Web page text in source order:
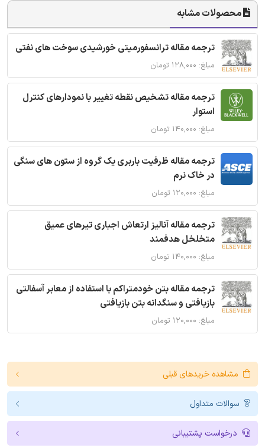
محصولات مشابه
ترجمه مقاله ترانسفورمیتی خورشیدی سوخت های نفتی
مبلغ: ۱۲۸,۰۰۰ تومان
ترجمه مقاله تشخیص نقطه تغییر با نمودارهای کنترل
استوار
مبلغ: ۱۴۰,۰۰۰ تومان
ترجمه مقاله ظرفیت باربری یک گروه از ستون های سنگی
در خاک نرم
مبلغ: ۱۲۰,۰۰۰ تومان
ترجمه مقاله آنالیز ارتعاش اجباری تیرهای عمیق
متخلخل هدفمند
مبلغ: ۱۴۰,۰۰۰ تومان
ترجمه مقاله بتن خودمتراکم با استفاده از معابر آسفالتی
بازیافتی و سنگدانه بتن بازیافتی
مبلغ: ۱۲۰,۰۰۰ تومان
مشاهده خریدهای قبلی
سوالات متداول
درخواست پشتیبانی